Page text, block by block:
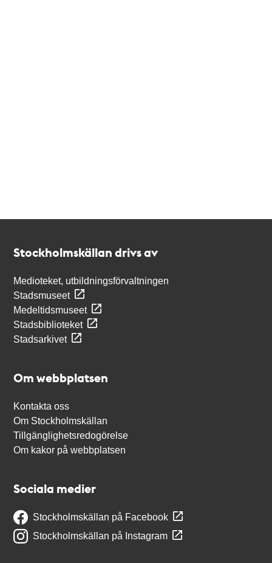
Stockholmskällan drivs av
Medioteket, utbildningsförvaltningen
Stadsmuseet
Medeltidsmuseet
Stadsbiblioteket
Stadsarkivet
Om webbplatsen
Kontakta oss
Om Stockholmskällan
Tillgänglighetsredogörelse
Om kakor på webbplatsen
Sociala medier
Stockholmskällan på Facebook
Stockholmskällan på Instagram